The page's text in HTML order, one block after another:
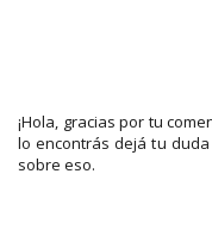
¡Hola, gracias por tu
lo encontrás dejá tu
sobre eso.